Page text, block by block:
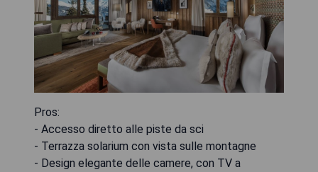
Pros:
- Accesso diretto alle piste da sci
- Terrazza solarium con vista sulle montagne
- Design elegante delle camere, con TV a